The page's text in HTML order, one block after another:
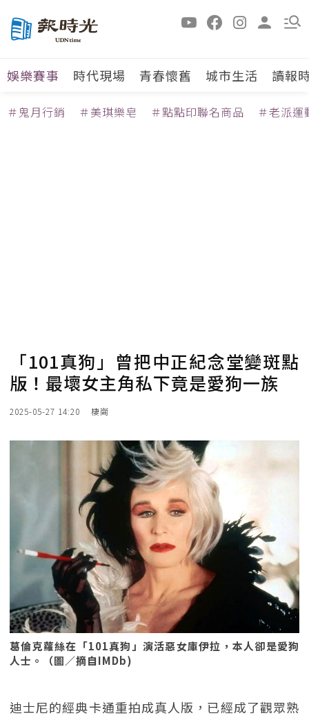
娛樂賽事 時代現場 青春懷舊 城市生活 讀報
＃鬼月行銷 ＃美琪樂皂 ＃點點印聯名商品 ＃老派運
「101真狗」曾把中正紀念堂變斑點
版！最壞女主角私下竟是愛狗一族
2025-05-27 14:20 棲崗
葛倫克蘿絲在「101真狗」演活惡女庫伊拉，本人卻是愛狗
人士。（圖／摘自IMDb)
迪士尼的經典卡通重拍成真人版，已經成了觀眾熟